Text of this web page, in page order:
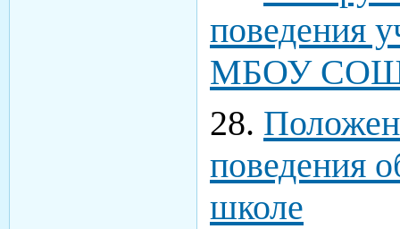
поведения
МБОУ
28.
поведения
школе